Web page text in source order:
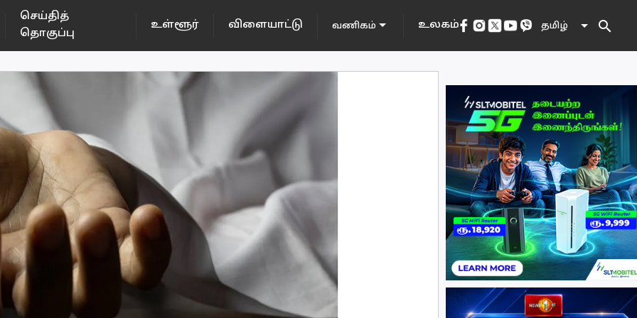
செய்தித்
தொகுப்பு
உள்ளூர் விளையாட்டு வணிகம் உலகம் தமிழ் search